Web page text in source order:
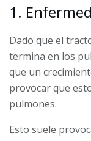
1.
Dado que el
termina en los
que un
provocar que
pulmones.
Esto suele